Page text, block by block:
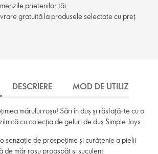
prietenilor tăi.
gratuită la produsele selectate cu preț
DESCRIERE MOD DE UTILIZARE
mărului roșu! Sări în duș și răsfață-te cu o
cu colecția de geluri de duș Simple Joys.
senzație de prospețime și curățenie a pielii
de măr roșu proaspăt și suculent